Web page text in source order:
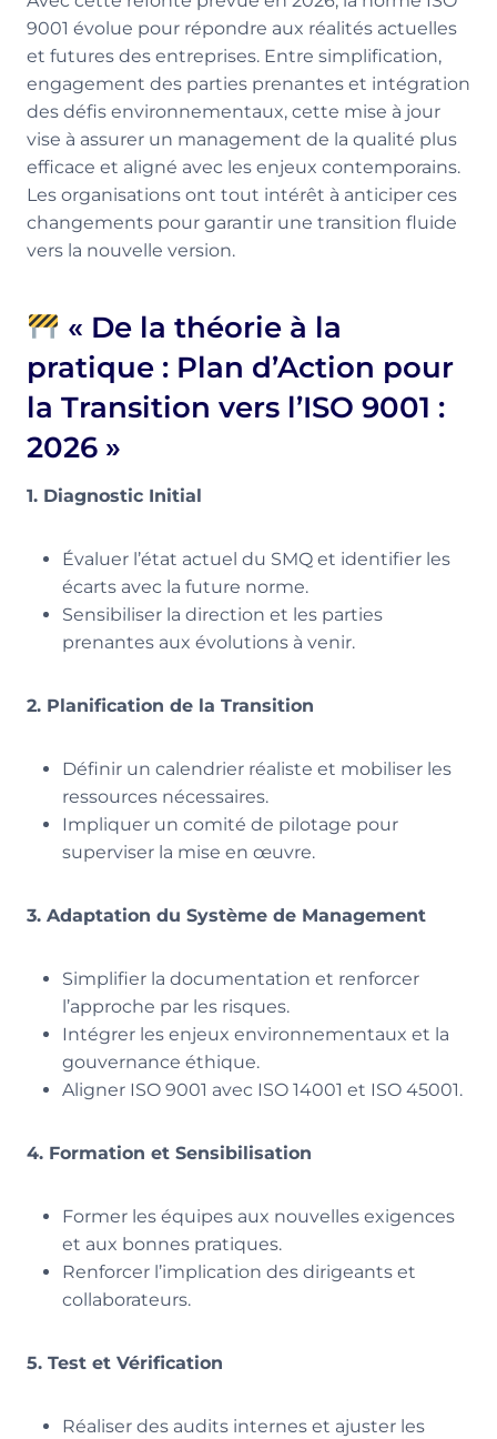
9001 évolue pour répondre aux réalités actuelles
et futures des entreprises. Entre simplification,
engagement des parties prenantes et intégration
des défis environnementaux, cette mise à jour
vise à assurer un management de la qualité plus
efficace et aligné avec les enjeux contemporains.
Les organisations ont tout intérêt à anticiper ces
changements pour garantir une transition fluide
vers la nouvelle version.
« De la théorie à la
pratique : Plan d’Action pour
la Transition vers l’ISO 9001 :
2026 »
1. Diagnostic Initial
Évaluer l’état actuel du SMQ et identifier les
écarts avec la future norme.
Sensibiliser la direction et les parties
prenantes aux évolutions à venir.
2. Planification de la Transition
Définir un calendrier réaliste et mobiliser les
ressources nécessaires.
Impliquer un comité de pilotage pour
superviser la mise en œuvre.
3. Adaptation du Système de Management
Simplifier la documentation et renforcer
l’approche par les risques.
Intégrer les enjeux environnementaux et la
gouvernance éthique.
Aligner ISO 9001 avec ISO 14001 et ISO 45001.
4. Formation et Sensibilisation
Former les équipes aux nouvelles exigences
et aux bonnes pratiques.
Renforcer l’implication des dirigeants et
collaborateurs.
5. Test et Vérification
Réaliser des audits internes et ajuster les